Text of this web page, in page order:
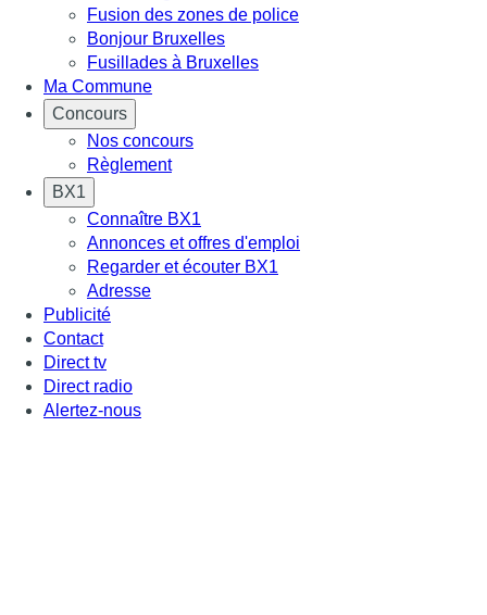
Fusion des zones de police
Bonjour Bruxelles
Fusillades à Bruxelles
Ma Commune
Concours
Nos concours
Règlement
BX1
Connaître BX1
Annonces et offres d'emploi
Regarder et écouter BX1
Adresse
Publicité
Contact
Direct tv
Direct radio
Alertez-nous